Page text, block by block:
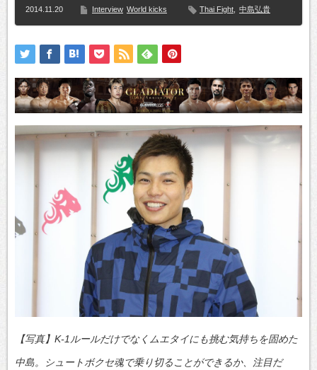
2014.11.20 Interview World kicks Thai Fight 中島弘貴
【写真】K-1ルールだけでなくムエタイにも挑む気持ちを固めた
中島。シュートボクセ魂で乗り切ることができるか、注目だ